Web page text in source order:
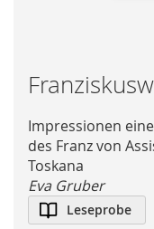
Skip
to
the
beginning
of
the
images
gallery
Impressionen
des Franz von
Toskana
Eva Gruber
Leseprobe